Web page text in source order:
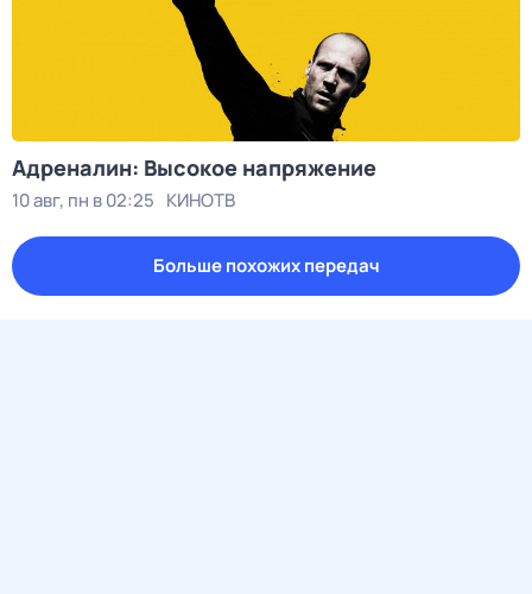
Адреналин: Высокое напряжение
10 авг, пн в 02:25 КИНОТВ
Больше похожих передач